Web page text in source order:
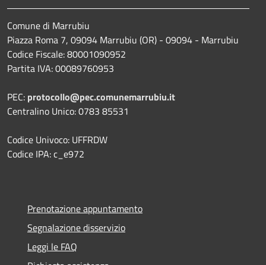
Comune di Marrubiu
Piazza Roma 7, 09094 Marrubiu (OR) - 09094 - Marrubiu
Codice Fiscale: 80001090952
Partita IVA: 00089760953
PEC: protocollo@pec.comunemarrubiu.it
Centralino Unico: 0783 85531
Codice Univoco: UFFRDW
Codice IPA: c_e972
Prenotazione appuntamento
Segnalazione disservizio
Leggi le FAQ